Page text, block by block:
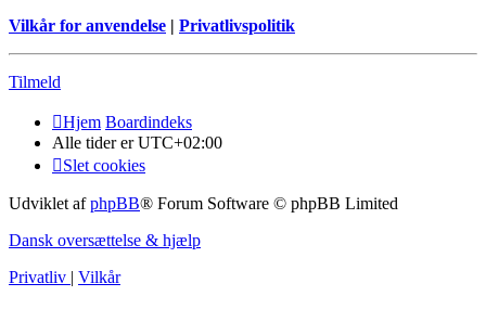
Vilkår for anvendelse | Privatlivspolitik
Tilmeld
Hjem Boardindeks
Alle tider erUTC+02:00
Slet cookies
Udviklet afphpBB® Forum Software © phpBB Limited
Dansk oversættelse & hjælp
Privatliv | Vilkår